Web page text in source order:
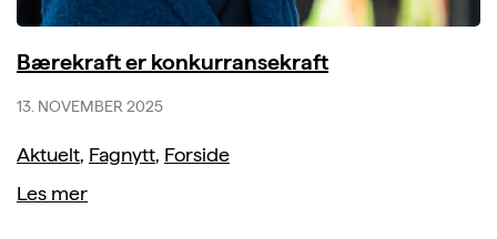
Bærekraft er konkurransekraft
13. NOVEMBER 2025
Aktuelt, Fagnytt, Forside
Les mer